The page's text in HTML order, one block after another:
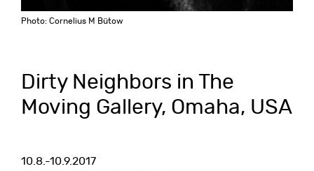
Photo: Cornelius M Bütow
Dirty Neighbors in The
Moving Gallery, Omaha, USA
10.8.-10.9.2017